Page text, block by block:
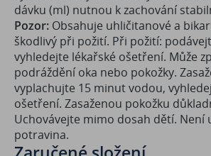
dávku (ml) nutnou k zachování
Pozor: Obsahuje uhličitanové a
škodlivý při požití. Při požití:
vyhledejte lékařské ošetření. Může
podráždění oka nebo pokožky.
vyplachujte 15 minut vodou,
ošetření. Zasaženou pokožku
Uchovávejte mimo dosah dětí. Není
potravina.